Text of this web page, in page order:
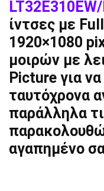
LT32E310EW/
ίντσες με
1920×1080
μοιρών με
Picture για
ταυτόχρονα
παράλληλα
αγαπημένο